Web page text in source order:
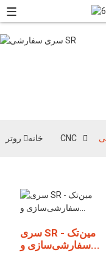
خانه روتر CNC
سری SR مین‌تک -
سفارشی‌سازی و...